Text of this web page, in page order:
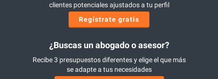
clientes potenciales ajustados a tu perfil
Regístrate gratis
¿Buscas un abogado o asesor?
Recibe 3 presupuestos diferentes y elige el que más
se adapte a tus necesidades